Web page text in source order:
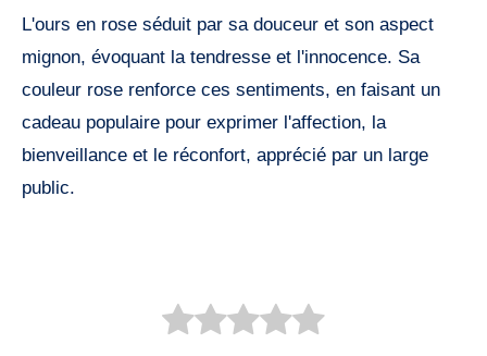
L'ours en rose séduit par sa douceur et son aspect
mignon, évoquant la tendresse et l'innocence. Sa
couleur rose renforce ces sentiments, en faisant un
cadeau populaire pour exprimer l'affection, la
bienveillance et le réconfort, apprécié par un large
public.